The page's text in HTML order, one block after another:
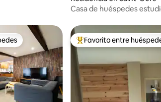
Casa de huéspedes
entre huéspedes De los mejores en
Favorito entre